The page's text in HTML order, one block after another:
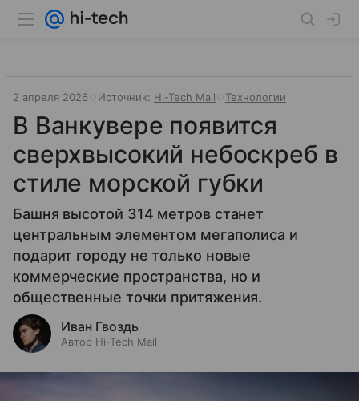
2 апреля 2026 Источник: Hi-Tech Mail Технологии
В Ванкувере появится
сверхвысокий небоскреб в
стиле морской губки
Башня высотой 314 метров станет
центральным элементом мегаполиса и
подарит городу не только новые
коммерческие пространства, но и
общественные точки притяжения.
Иван Гвоздь
Автор Hi-Tech Mail